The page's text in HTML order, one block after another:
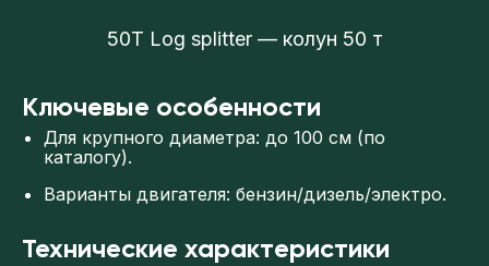
50T Log splitter — колун 50 т
Ключевые особенности
Для крупного диаметра: до 100 см (по
каталогу).
Варианты двигателя: бензин/дизель/электро.
Технические характеристики